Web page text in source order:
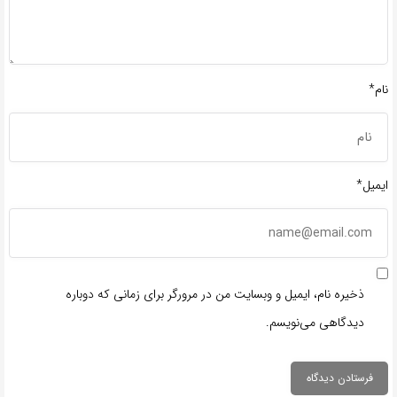
نام*
ایمیل*
ذخیره نام، ایمیل و وبسایت من در مرورگر برای زمانی که دوباره
دیدگاهی می‌نویسم.